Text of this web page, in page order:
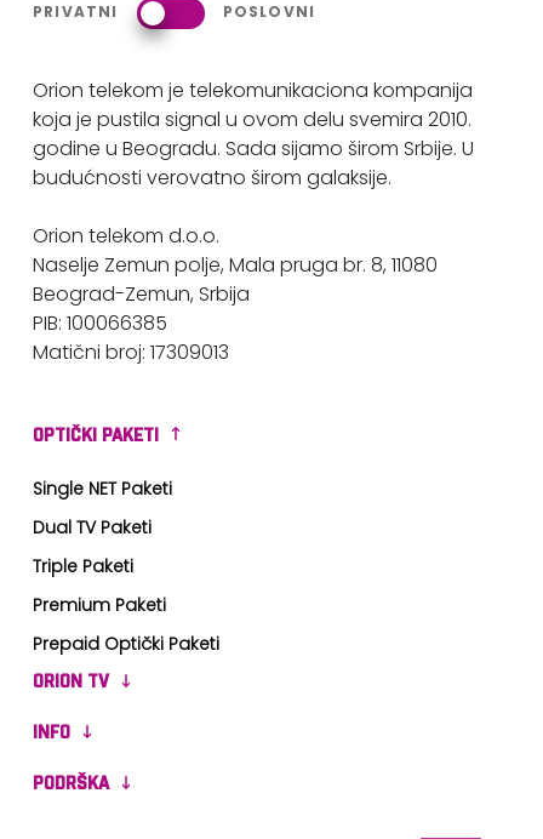
PRIVATNI POSLOVNI
Orion telekom je telekomunikaciona kompanija
koja je pustila signal u ovom delu svemira 2010.
godine u Beogradu. Sada sijamo širom Srbije. U
budućnosti verovatno širom galaksije.
Orion telekom d.o.o.
Naselje Zemun polje, Mala pruga br. 8, 11080
Beograd-Zemun, Srbija
PIB: 100066385
Matični broj: 17309013
OPTIČKI PAKETI
Single NET Paketi
Dual TV Paketi
Triple Paketi
Premium Paketi
Prepaid Optički Paketi
ORION TV
INFO
PODRŠKA